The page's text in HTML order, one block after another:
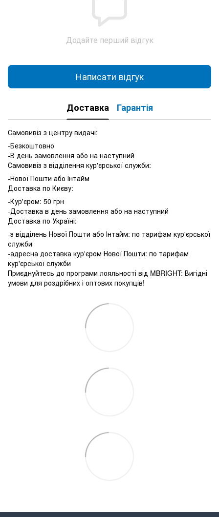
Додайте перший відгук
Написати відгук
Доставка Гарантія
Самовивіз з центру видачі:
-Безкоштовно
-В день замовлення або на наступний
Самовивіз з відділення кур'єрської служби:
-Нової Пошти або Інтайм
Доставка по Києву:
-Кур'єром: 50 грн
-Доставка в день замовлення або на наступний
Доставка по Україні:
-з відділень Нової Пошти або Інтайм: по тарифам кур'єрської
служби
-адресна доставка кур'єром Нової Пошти: по тарифам
кур'єрської служби
Приєднуйтесь до програми лояльності від MBRIGHT: Вигідні
умови для роздрібних і оптових покупців!